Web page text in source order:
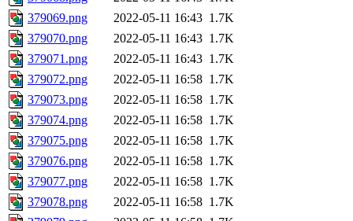
379069.png
2022-05-11 16:43 1.7K
379070.png
2022-05-11 16:43 1.7K
379071.png
2022-05-11 16:43 1.7K
379072.png
2022-05-11 16:58 1.7K
379073.png
2022-05-11 16:58 1.7K
379074.png
2022-05-11 16:58 1.7K
379075.png
2022-05-11 16:58 1.7K
379076.png
2022-05-11 16:58 1.7K
379077.png
2022-05-11 16:58 1.7K
379078.png
2022-05-11 16:58 1.7K